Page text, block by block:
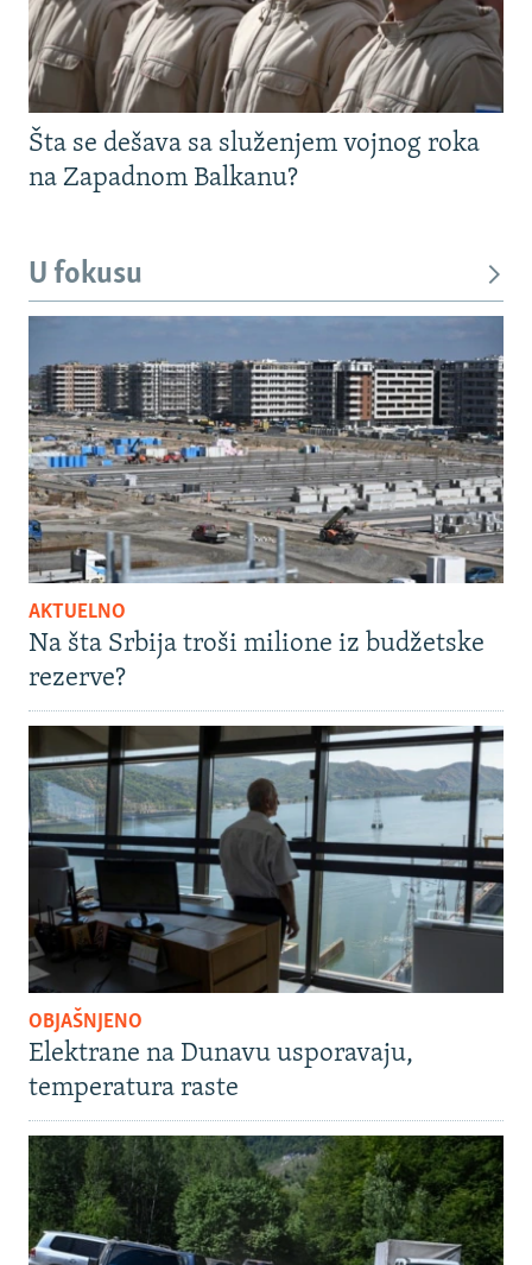
Šta se dešava sa služenjem vojnog roka
na Zapadnom Balkanu?
U fokusu
AKTUELNO
Na šta Srbija troši milione iz budžetske
rezerve?
OBJAŠNJENO
Elektrane na Dunavu usporavaju,
temperatura raste